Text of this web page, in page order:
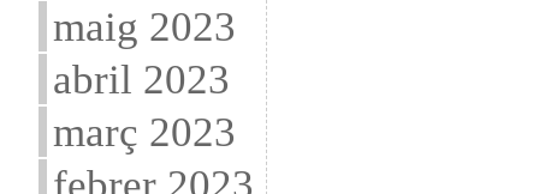
maig 2023
abril 2023
març 2023
febrer 2023